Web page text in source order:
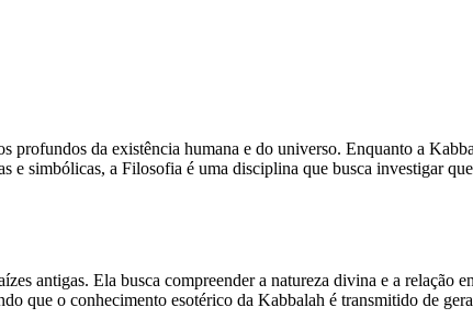
profundos da existência humana e do universo. Enquanto a
e simbólicas, a Filosofia é uma disciplina que busca investigar
antigas. Ela busca compreender a natureza divina e a relação
que o conhecimento esotérico da Kabbalah é transmitido de